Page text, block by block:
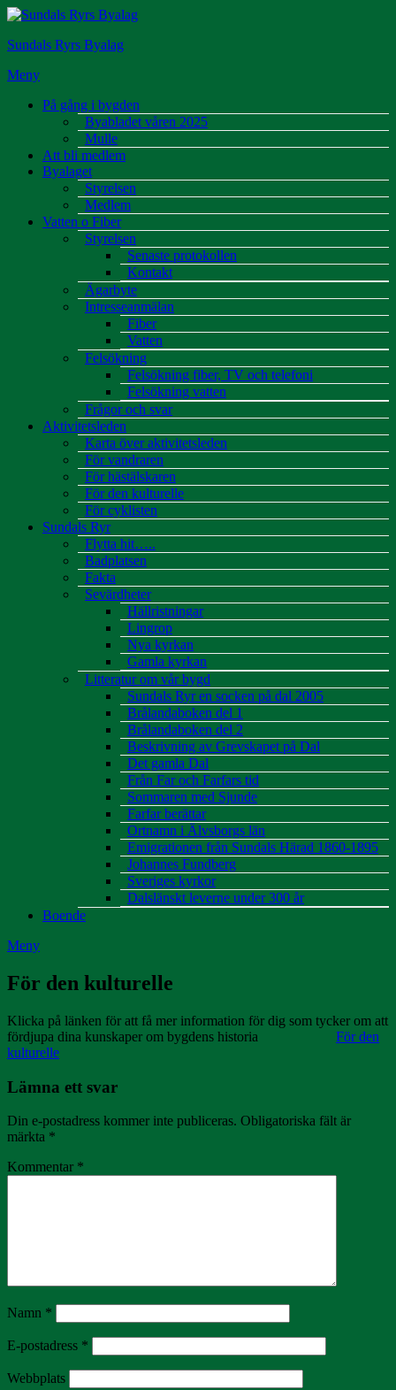
Hoppa
innehåll
Sundals Ryrs Byalag
Meny
På gång i bygden
Byabladet våren 2025
Mulle
Att bli medlem
Byalaget
Styrelsen
Medlem
Vatten o Fiber
Styrelsen
Senaste protokollen
Kontakt
Ägarbyte
Intresseanmälan
Fiber
Vatten
Felsökning
Felsökning fiber, TV och telefoni
Felsökning vatten
Frågor och svar
Aktivitetsleden
Karta över aktivitetsleden
För vandraren
För hästälskaren
För den kulturelle
För cyklisten
Sundals Ryr
Flytta hit…..
Badplatsen
Fakta
Sevärdheter
Hällristningar
Lingrop
Nya kyrkan
Gamla kyrkan
Litteratur om vår bygd
Sundals Ryr en socken på dal 2005
Brålandaboken del 1
Brålandaboken del 2
Beskrivning av Grevskapet på Dal
Det gamla Dal
Från Far och Farfars tid
Sommaren med Sjunde
Farfar berättar
Ortnamn i Älvsborgs län
Emigrationen från Sundals Härad 1860-1895
Johannes Fundberg
Sveriges kyrkor
Dalslänskt leverne under 300 år
Boende
Meny
För den kulturelle
Klicka på länken för att få mer information för dig som tycker om att
fördjupa dina kunskaper om bygdens historia För den
kulturelle
Lämna ett svar
Din e-postadress kommer inte publiceras. Obligatoriska fält är
märkta *
Kommentar *
Namn *
E-postadress *
Webbplats